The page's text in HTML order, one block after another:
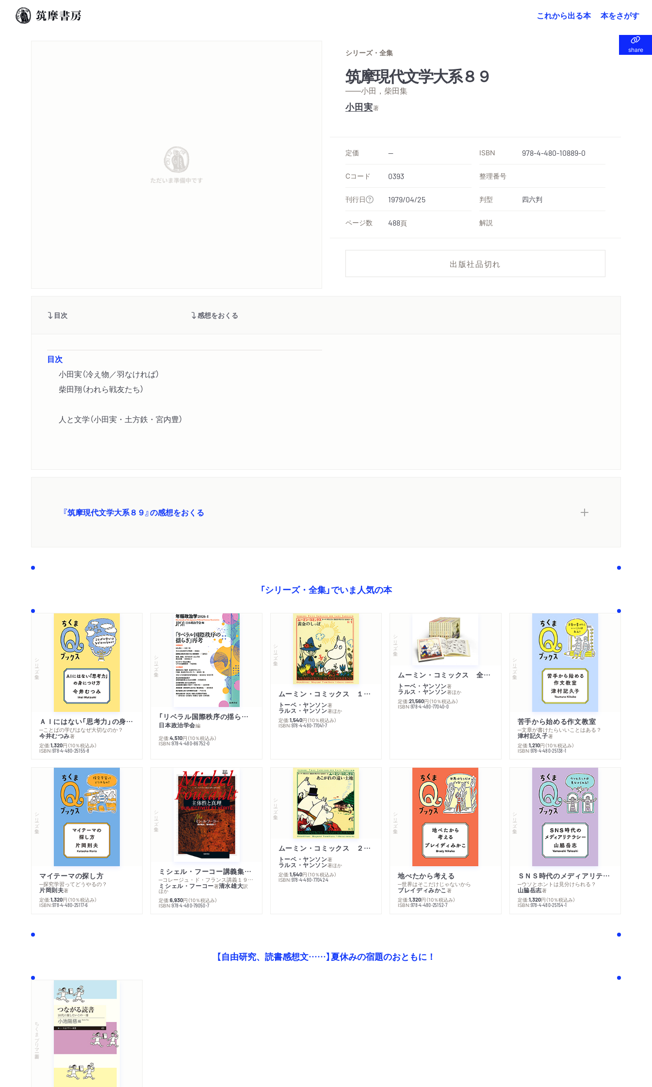
これから出る本 本をさがす
share
share
シリーズ・全集
筑摩現代文学大系８９
——小田，柴田集
小田実著
定価 -- ISBN 978-4-480-10889-0
Cコード 0393 整理番号
刊行日 1979/04/25 判型 四六判
ページ数 488頁 解説
出版社品切れ
目次 感想をおくる
目次
小田実（冷え物／羽なければ）
柴田翔（われら戦友たち）
人と文学（小田実・土方鉄・宮内豊）
『筑摩現代文学大系８９』の感想をおくる
「シリーズ・全集」でいま人気の本
シリーズ・全集
ＡＩにはない「思考力」の身につけ方
─ことばの学びはなぜ大切なのか？
今井むつみ著
定価:1,320円 （10％税込み）
ISBN:978-4-480-25155-8
シリーズ・全集
「リベラル国際秩序の揺らぎ」再考 年報政治学２０２６‐Ⅰ
日本政治学会編
定価:4,510円 （10％税込み）
ISBN:978-4-480-86752-0
シリーズ・全集
ムーミン・コミックス １ 黄金のしっぽ
トーベ・ヤンソン著
ラルス・ヤンソン著ほか
定価:1,540円 （10％税込み）
ISBN:978-4-480-77041-7
シリーズ・全集
ムーミン・コミックス 全１４巻セット
トーベ・ヤンソン著
ラルス・ヤンソン著ほか
定価:21,560円 （10％税込み）
ISBN:978-4-480-77040-0
シリーズ・全集
苦手から始める作文教室
─文章が書けたらいいことはある？
津村記久子著
定価:1,210円 （10％税込み）
ISBN:978-4-480-25138-1
シリーズ・全集
マイテーマの探し方
─探究学習ってどうやるの？
片岡則夫著
定価:1,320円 （10％税込み）
ISBN:978-4-480-25117-6
シリーズ・全集
ミシェル・フーコー講義集成１０ 主体性と真理
─コレージュ・ド・フランス講義１９８０－１９８１年度
ミシェル・フーコー著清水雄大訳
ほか
定価:6,930円 （10％税込み）
ISBN:978-4-480-79050-7
シリーズ・全集
ムーミン・コミックス ２ あこがれの遠い土地
トーベ・ヤンソン著
ラルス・ヤンソン著ほか
定価:1,540円 （10％税込み）
ISBN:978-4-480-77042-4
シリーズ・全集
地べたから考える
─世界はそこだけじゃないから
ブレイディみかこ著
定価:1,320円 （10％税込み）
ISBN:978-4-480-25152-7
シリーズ・全集
ＳＮＳ時代のメディアリテラシー
─ウソとホントは見分けられる？
山脇岳志著
定価:1,320円 （10％税込み）
ISBN:978-4-480-25154-1
【自由研究、読書感想文……】夏休みの宿題のおともに！
ちくまプリマー新書